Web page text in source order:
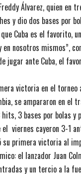
Álvarez, quien
y dio dos bases por
Cuba es el favorito,
nosotros mismos”,
jugar ante Cuba, el
victoria en el torneo
se ampararon en el
3 bases por bolas y
viernes cayeron 3-1
su primera victoria al
el lanzador Juan
y un tercio a la